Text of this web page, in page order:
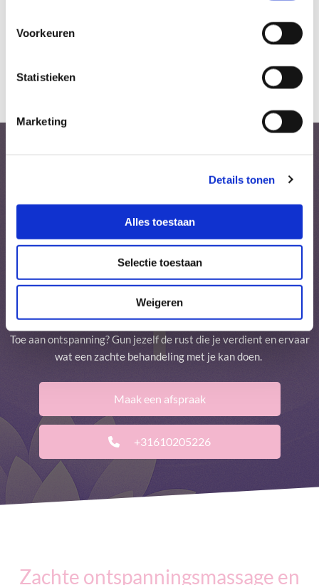
Voorkeuren
Statistieken
Marketing
Details tonen
Alles toestaan
Selectie toestaan
Weigeren
aanwezigheid maakt Monique elke behandeling uniek. Jij
wordt gezien, gehoord en ontvangen precies zoals je bent.
Bij Monka’s Place draait alles om persoonlijke aandacht. Je komt
binnen in een rustige, veilige ruimte waar je direct mag landen.
Of je nu spanning voelt in je schouders, veel in je hoofd zit,
behoefte hebt aan meer energie of gewoon even wilt ontsnappen
aan de hectiek — hier mag je volledig tot jezelf komen.
Toe aan ontspanning? Gun jezelf de rust die je verdient en ervaar
wat een zachte behandeling met je kan doen.
Maak een afspraak
+31610205226
Zachte ontspanningsmassage en